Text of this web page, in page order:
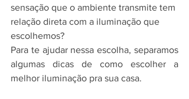
sensação que o ambiente transmite tem
relação direta com a iluminação que
escolhemos?
Para te ajudar nessa escolha, separamos
algumas dicas de como escolher a
melhor iluminação pra sua casa.